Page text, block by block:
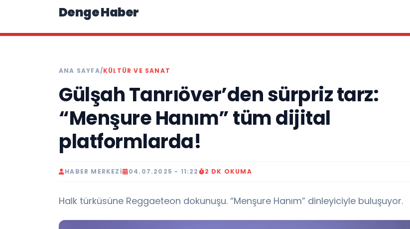
Denge Haber
ANA SAYFA/KÜLTÜR VE SANAT
Gülşah Tanrıöver’den sürpriz tarz:
“Menşure Hanım” tüm dijital
platformlarda!
HABER MERKEZI 04.07.2025 - 11:22 2 DK OKUMA
Halk türküsüne Reggaeteon dokunuşu. “Menşure Hanım” dinleyiciyle buluşuyor.